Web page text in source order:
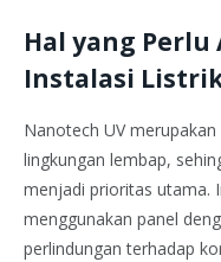
Hal yang Perlu
Instalasi
Nanotech UV
lingkungan lembap,
menjadi prioritas utama.
menggunakan panel
perlindungan terhadap